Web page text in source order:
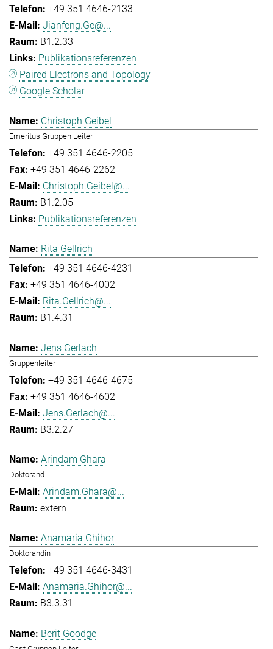
+49 351 4646-2133
Jianfeng.Ge@...
B1.2.33
Publikationsreferenzen
Paired Electrons and Topology
Google Scholar
Christoph Geibel
Emeritus Gruppen Leiter
+49 351 4646-2205
+49 351 4646-2262
Christoph.Geibel@...
B1.2.05
Publikationsreferenzen
Rita Gellrich
+49 351 4646-4231
+49 351 4646-4002
Rita.Gellrich@...
B1.4.31
Jens Gerlach
Gruppenleiter
+49 351 4646-4675
+49 351 4646-4602
Jens.Gerlach@...
B3.2.27
Arindam Ghara
Doktorand
Arindam.Ghara@...
extern
Anamaria Ghihor
Doktorandin
+49 351 4646-3431
Anamaria.Ghihor@...
B3.3.31
Berit Goodge